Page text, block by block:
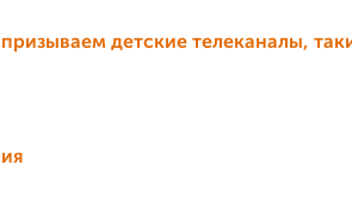
детские телеканалы,